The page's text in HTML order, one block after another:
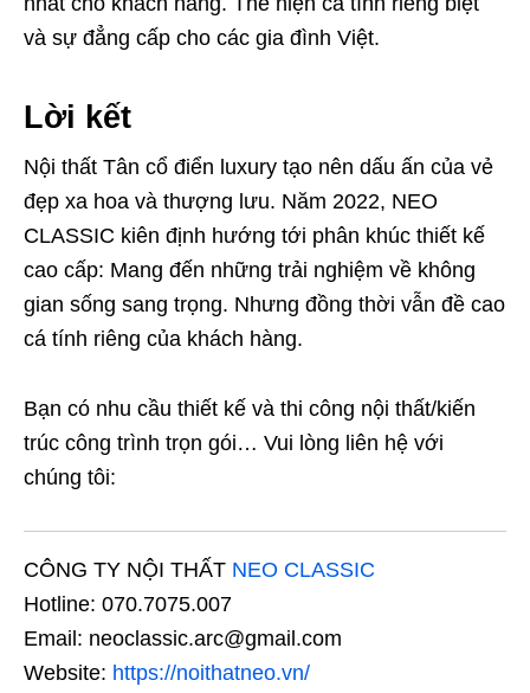
và sự đẳng cấp cho các gia đình Việt.
Lời kết
Nội thất Tân cổ điển luxury tạo nên dấu ấn của vẻ
đẹp xa hoa và thượng lưu. Năm 2022, NEO
CLASSIC kiên định hướng tới phân khúc thiết kế
cao cấp: Mang đến những trải nghiệm về không
gian sống sang trọng. Nhưng đồng thời vẫn đề cao
cá tính riêng của khách hàng.
Bạn có nhu cầu thiết kế và thi công nội thất/kiến
trúc công trình trọn gói… Vui lòng liên hệ với
chúng tôi:
CÔNG TY NỘI THẤT NEO CLASSIC
Hotline: 070.7075.007
Email: neoclassic.arc@gmail.com
Website: https://noithatneo.vn/